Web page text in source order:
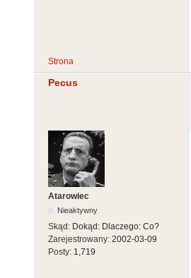
Strona
Pecus
Atarowiec
Nieaktywny
Skąd: Dokąd: Dlaczego: Co?
Zarejestrowany: 2002-03-09
Posty: 1,719